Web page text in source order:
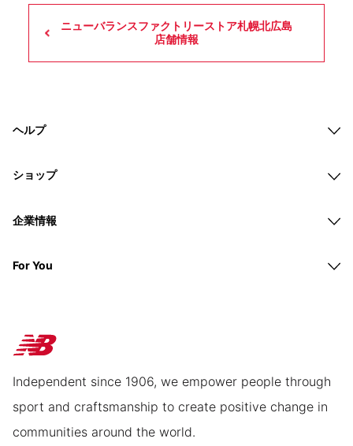
ニューバランスファクトリーストア札幌北広島
店舗情報
ヘルプ
ショップ
企業情報
For You
Independent since 1906, we empower people through
sport and craftsmanship to create positive change in
communities around the world.